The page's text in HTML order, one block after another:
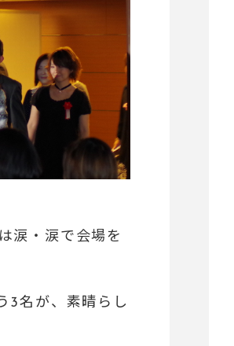
涙・涙で会場を
3名が、素晴らし